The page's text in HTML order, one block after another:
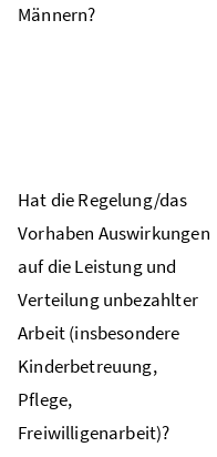
Männern?
Hat die Regelung/das
Vorhaben Auswirkungen
auf die Leistung und
Verteilung unbezahlter
Arbeit (insbesondere
Kinderbetreuung,
Pflege,
Freiwilligenarbeit)?